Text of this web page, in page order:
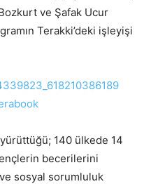
ve Şafak Ucur
Terakki’deki işleyişi
140 ülkede 14
becerilerini
sosyal sorumluluk